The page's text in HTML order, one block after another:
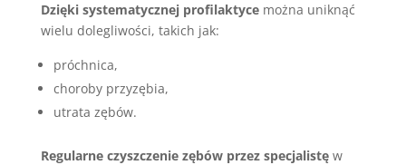
Dzięki systematycznej profilaktycemożna uniknąć
wielu dolegliwości, takich jak:
próchnica,
choroby przyzębia,
utrata zębów.
Regularne czyszczenie zębów przez specjalistęw